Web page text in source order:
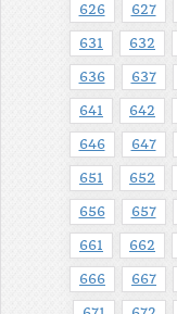
626 627
631 632
636 637
641 642
646 647
651 652
656 657
661 662
666 667